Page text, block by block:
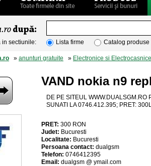
in sectiunile: Lista firme Catalog produse
» anunturi gratuite » Electronice si Electrocasnice
VAND nokia n9
DE PE SITEUL WWW.DUALSGM.RO
SUNATI LA 0746.412.395; PRET:
PRET: 300 RON
Judet: Bucuresti
Localitate: Bucuresti
Persoana contact: dualgsm
Telefon: 0746412395
Email: dualgsm @ ymail.com